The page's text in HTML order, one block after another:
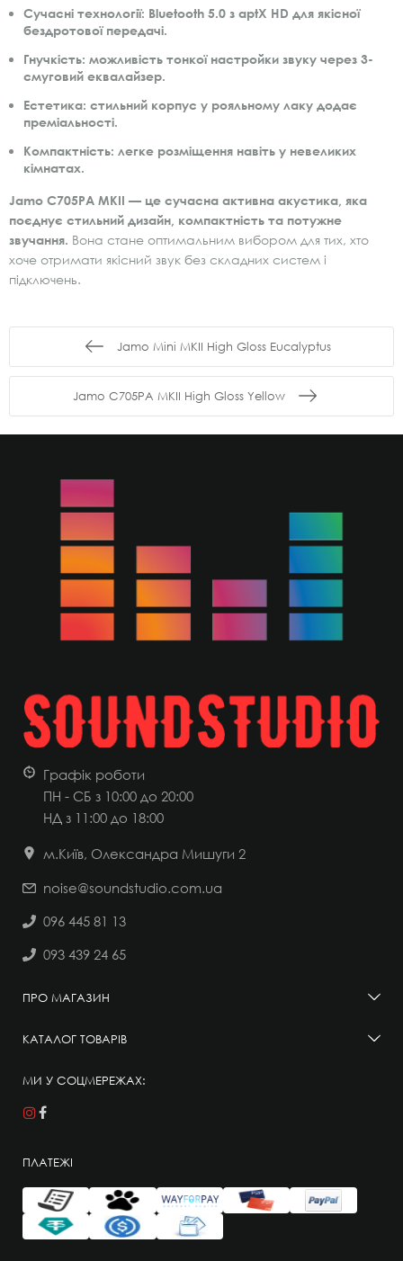
Сучасні технології: Bluetooth 5.0 з aptX HD для якісної
бездротової передачі.
Гнучкість: можливість тонкої настройки звуку через 3-
смуговий еквалайзер.
Естетика: стильний корпус у рояльному лаку додає
преміальності.
Компактність: легке розміщення навіть у невеликих
кімнатах.
Jamo C705PA MKII — це сучасна активна акустика, яка
поєднує стильний дизайн, компактність та потужне
звучання. Вона стане оптимальним вибором для тих, хто
хоче отримати якісний звук без складних систем і
підключень.
Jamo Mini MKII High Gloss Eucalyptus
Jamo C705PA MKII High Gloss Yellow
Графік роботи
ПН - СБ з 10:00 до 20:00
НД з 11:00 до 18:00
м.Київ, Олександра Мишуги 2
noise@soundstudio.com.ua
096 445 81 13
093 439 24 65
ПРО МАГАЗИН
КАТАЛОГ ТОВАРІВ
МИ У СОЦМЕРЕЖАХ:
ПЛАТЕЖІ